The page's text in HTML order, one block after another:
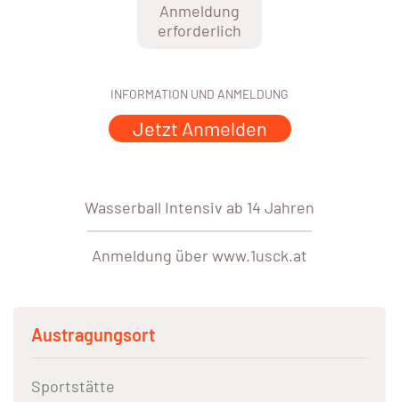
Anmeldung
erforderlich
INFORMATION UND ANMELDUNG
Jetzt Anmelden
Wasserball Intensiv ab 14 Jahren
Anmeldung über www.1usck.at
Austragungsort
Sportstätte